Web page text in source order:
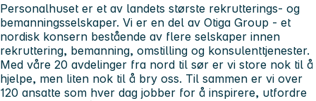
Personalhuset er et av landets største rekrutterings- og
bemanningsselskaper. Vi er en del av Otiga Group - et
nordisk konsern bestående av flere selskaper innen
rekruttering, bemanning, omstilling og konsulenttjenester.
Med våre 20 avdelinger fra nord til sør er vi store nok til å
hjelpe, men liten nok til å bry oss. Til sammen er vi over
120 ansatte som hver dag jobber for å inspirere, utfordre